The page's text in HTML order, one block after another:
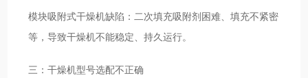
模块吸附式干燥机缺陷：二次填充吸附剂困难、填充不紧密
等，导致干燥机不能稳定、持久运行。
三：干燥机型号选配不正确